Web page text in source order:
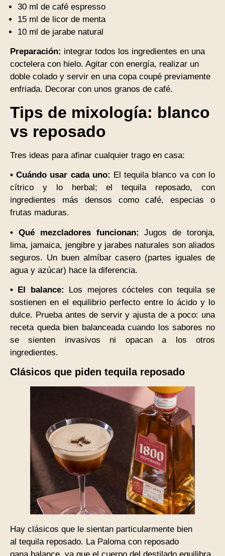
30 ml de café espresso
15 ml de licor de menta
10 ml de jarabe natural
Preparación: integrar todos los ingredientes en una
coctelera con hielo. Agitar con energía, realizar un
doble colado y servir en una copa coupé previamente
enfriada. Decorar con unos granos de café.
Tips de mixología: blanco
vs reposado
Tres ideas para afinar cualquier trago en casa:
• Cuándo usar cada uno: El tequila blanco va con lo
cítrico y lo herbal; el tequila reposado, con
ingredientes más densos como café, especias o
frutas maduras.
• Qué mezcladores funcionan: Jugos de toronja,
lima, jamaica, jengibre y jarabes naturales son aliados
seguros. Un buen almíbar casero (partes iguales de
agua y azúcar) hace la diferencia.
• El balance: Los mejores cócteles con tequila se
sostienen en el equilibrio perfecto entre lo ácido y lo
dulce. Prueba antes de servir y ajusta de a poco: una
receta queda bien balanceada cuando los sabores no
se sienten invasivos ni opacan a los otros
ingredientes.
Clásicos que piden tequila reposado
Hay clásicos que le sientan particularmente bien
al tequila reposado. La Paloma con reposado